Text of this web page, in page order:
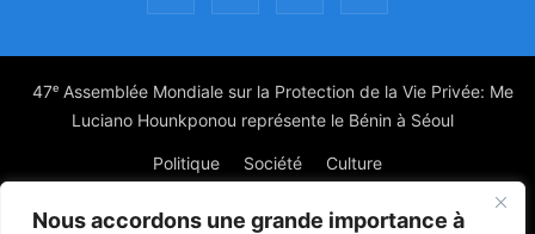
Nous accordons une grande importance à
47ᵉ Assemblée Mondiale sur la Protection de la Vie Privée: Me
Luciano Hounkponou représente le Bénin à Séoul
Politique Société Culture
© Powered by digitXplus Francophone